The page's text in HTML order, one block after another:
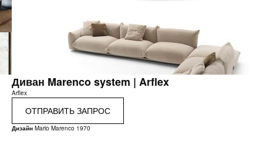
Диван Marenco system | Arflex
Arflex
ОТПРАВИТЬ ЗАПРОС
Дизайн Mario Marenco 1970